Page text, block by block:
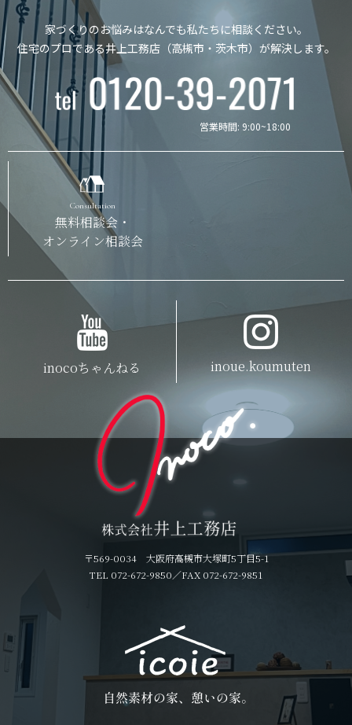
家づくりのお悩みはなんでも私たちに相談ください。
住宅のプロである井上工務店（高槻市・茨木市）が解決します。
営業時間: 9:00~18:00
Consultation
無料相談会・
オンライン相談会
inocoちゃんねる inoue.koumuten
〒569-0034 大阪府高槻市大塚町5丁目5-1
TEL 072-672-9850／FAX 072-672-9851